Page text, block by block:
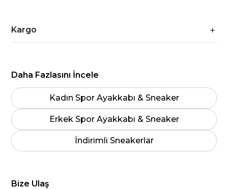
Kargo
Daha Fazlasını İncele
Kadın Spor Ayakkabı & Sneaker
Erkek Spor Ayakkabı & Sneaker
İndirimli Sneakerlar
Bize Ulaş